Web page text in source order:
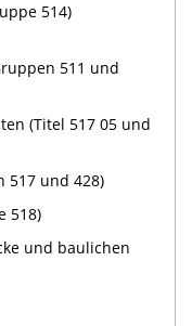
514)
511 und
(Titel 517 05 und
517 und 428)
518)
und baulichen